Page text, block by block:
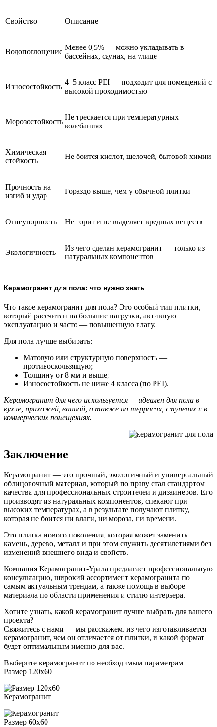
Свойство Описание
Водопоглощение
Менее 0,5% — можно укладывать в
бассейнах, саунах, на улице
Износостойкость
4–5 класс PEI — подходит для помещений с
высокой проходимостью
Морозостойкость
Не трескается при температурных
колебаниях
Химическая
стойкость
Не боится кислот, щелочей, бытовой химии
Прочность на
изгиб и удар
Гораздо выше, чем у обычной плитки
Огнеупорность Не горит и не выделяет вредных веществ
Экологичность
Из чего сделан керамогранит — только из
натуральных компонентов
Керамогранит для пола: что нужно знать
Что такое керамогранит для пола? Это особый тип плитки,
который рассчитан на большие нагрузки, активную
эксплуатацию и часто — повышенную влагу.
Для пола лучше выбирать:
Матовую или структурную поверхность —
противоскользящую;
Толщину от 8 мм и выше;
Износостойкость не ниже 4 класса (по PEI).
Керамогранит для чего используется — идеален для пола в
кухне, прихожей, ванной, а также на террасах, ступенях и в
коммерческих помещениях.
Заключение
Керамогранит — это прочный, экологичный и универсальный
облицовочный материал, который по праву стал стандартом
качества для профессиональных строителей и дизайнеров. Его
производят из натуральных компонентов, спекают при
высоких температурах, а в результате получают плитку,
которая не боится ни влаги, ни мороза, ни времени.
Это плитка нового поколения, которая может заменить
камень, дерево, металл и при этом служить десятилетиями без
изменений внешнего вида и свойств.
Компания Керамогранит-Урала предлагает профессиональную
консультацию, широкий ассортимент керамогранита по
самым актуальным трендам, а также помощь в выборе
материала по области применения и стилю интерьера.
Хотите узнать, какой керамогранит лучше выбрать для вашего
проекта?
Свяжитесь с нами — мы расскажем, из чего изготавливается
керамогранит, чем он отличается от плитки, и какой формат
будет оптимальным именно для вас.
Выберите керамогранит по необходимым параметрам
Размер 120х60
Керамогранит
Размер 60х60